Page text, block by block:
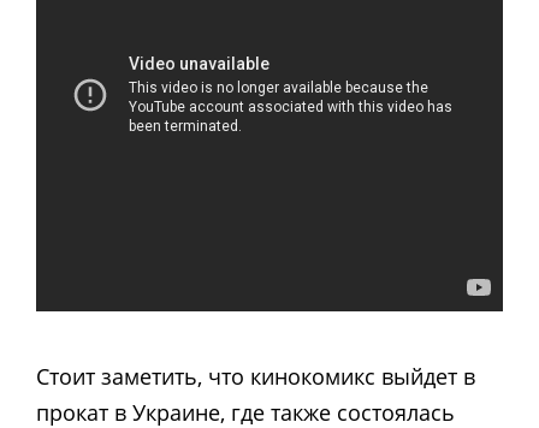
Стоит заметить, что кинокомикс выйдет в
прокат в Украине, где также состоялась